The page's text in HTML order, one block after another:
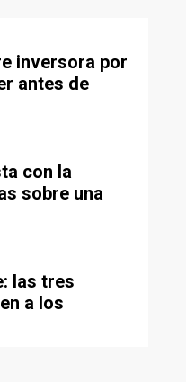
inversora por
antes de
con la
sobre una
las tres
a los